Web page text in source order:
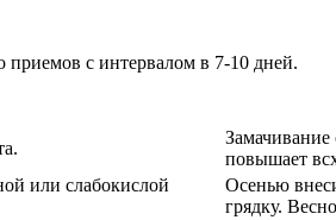
приемов с интервалом в 7-10 дней.
Замачивание
повышает
или слабокислой
Осенью
грядку.